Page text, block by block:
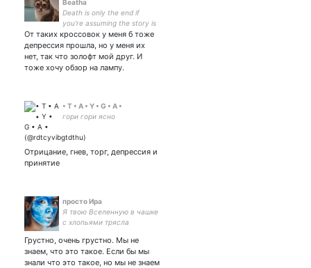
Beatha
Death is only the end if
you're assuming the story is
about you (c)
От таких кроссовок у меня б тоже
депрессия прошла, но у меня их
нет, так что золофт мой друг. И
тоже хочу обзор на лампу.
• T • A • Y • G • A •
гори гори ясно
Отрицание, гнев, торг, депрессия и
принятие
просто Ира
Я твою Вселенную в чашке
с хлопьями трясла
Грустно, очень грустно. Мы не
знаем, что это такое. Если бы мы
знали что это такое, но мы не знаем